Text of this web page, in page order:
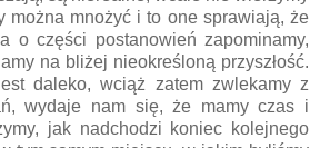
można mnożyć i to one sprawiają, że
o części postanowień zapominamy,
na bliżej nieokreśloną przyszłość.
daleko, wciąż zatem zwlekamy z
wydaje nam się, że mamy czas i
jak nadchodzi koniec kolejnego